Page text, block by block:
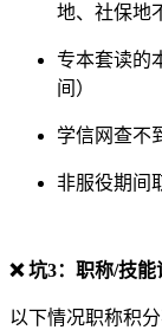
地、社保地
专本套读的
间）
学信网查不
非服役期间
❌ 坑3：职称/技
以下情况职称积分